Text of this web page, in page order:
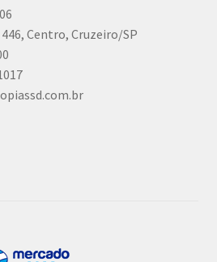
Centro, Cruzeiro/SP